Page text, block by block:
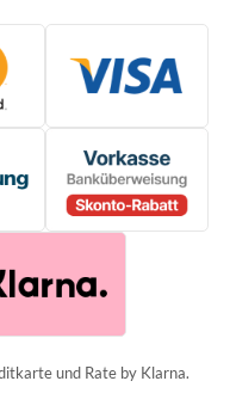
und Rate by Klarna.